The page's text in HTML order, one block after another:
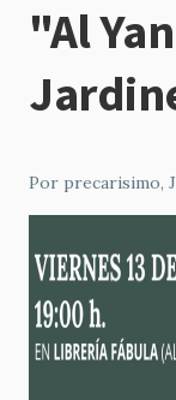
"Al
Por precarisimo,